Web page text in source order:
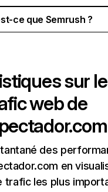
ce que Semrush ?
sur le
web de
des
en
trafic les plus